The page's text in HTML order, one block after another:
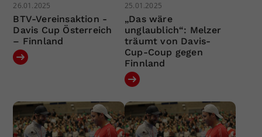
26.01.2025
BTV-Vereinsaktion -
Davis Cup Österreich
– Finnland
25.01.2025
„Das wäre
unglaublich“: Melzer
träumt von Davis-
Cup-Coup gegen
Finnland